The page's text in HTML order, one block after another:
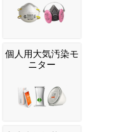
個人用大気汚染モ
ニター